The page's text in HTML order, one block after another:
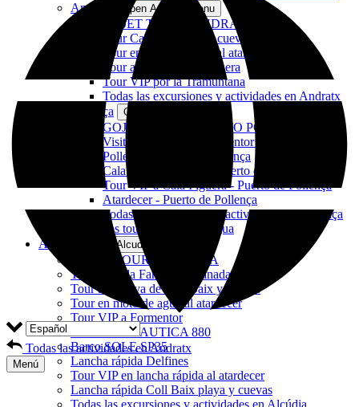
Andratx
Open Andratx Menu
GOJET TOUR - ANDRATX
Tour Cala en Basset y cueva S'Arguilau
Tour en moto de agua al atardecer
Tour a la isla Sa Dragonera
Tour VIP por la Tramuntana
Todas las excursiones y actividades en Andratx
Pollença
Open Pollença Menu
GOJET TOUR - PUERTO POLLENCA
Visita a la playa de Formentor y la bahía de
Pollença - Puerto de Pollença
Cala Murta y cuevas - Puerto de Pollença
Tour VIP a Cala Figuera - Puerto de Pollença
Atardecer - Puerto de Pollença
Todas las excursiones y actividades en Pollença
Todos los tours en moto de agua
Alcudia
Open Alcudia Menu
GOJET TOUR - ALCUDIA
Tour a la isla Faro de Aucanada
Tour a la playa de Coll Baix y cuevas
Tour en moto de agua al atardecer
Tour VIP a Formentor
Barco PRONAUTICA 880
Barco SOLE SP35
Lancha rápida Delfines
Tour VIP en lancha rápida al atardecer
Lancha rápida Coll Baix playa y cuevas
Todas las excursiones y actividades en Alcúdia
Todas las actividades en Andratx
Menú